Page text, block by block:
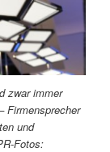
zwar immer
Firmensprecher
und
Fotos: